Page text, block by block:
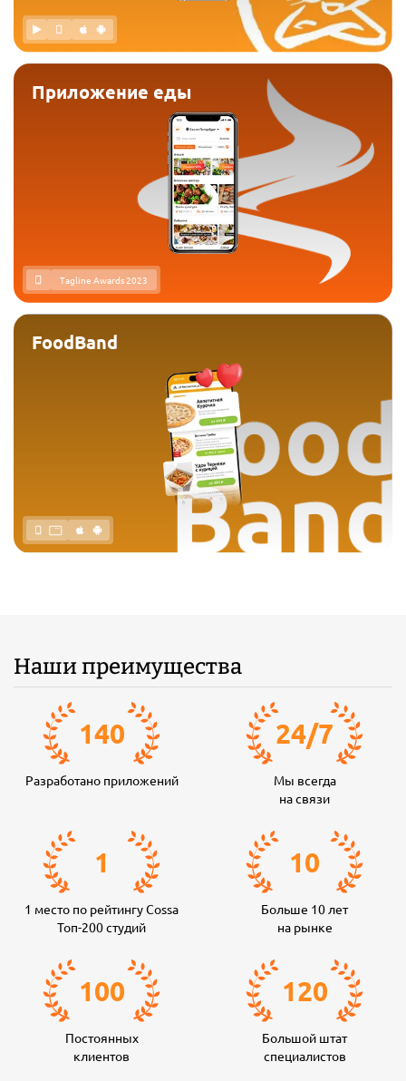
Приложение еды
Tagline Awards 2023
FoodBand
Наши преимущества
140
Разработано приложений
24/7
Мы всегда
на связи
1
1 место по рейтингу Cossa
Топ-200 студий
10
Больше 10 лет
на рынке
100
Постоянных
клиентов
120
Большой штат
специалистов